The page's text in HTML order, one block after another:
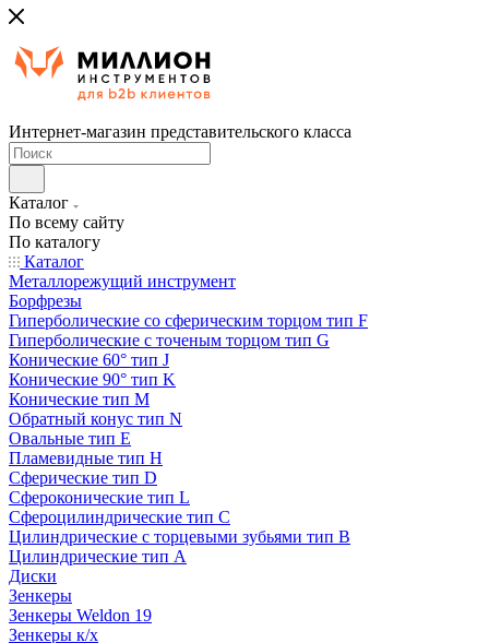
Интернет-магазин представительского класса
Каталог
По всему сайту
По каталогу
Каталог
Металлорежущий инструмент
Борфрезы
Гиперболические cо сферическим торцом тип F
Гиперболические с точеным торцом тип G
Конические 60° тип J
Конические 90° тип K
Конические тип M
Обратный конус тип N
Овальные тип E
Пламевидные тип H
Сферические тип D
Сфероконические тип L
Сфероцилиндрические тип C
Цилиндрические с торцевыми зубьями тип B
Цилиндрические тип А
Диски
Зенкеры
Зенкеры Weldon 19
Зенкеры к/х